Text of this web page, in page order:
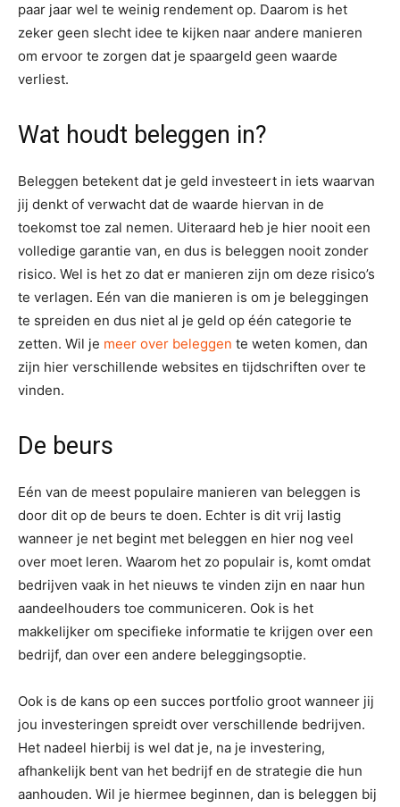
paar jaar wel te weinig rendement op. Daarom is het
zeker geen slecht idee te kijken naar andere manieren
om ervoor te zorgen dat je spaargeld geen waarde
verliest.
Wat houdt beleggen in?
Beleggen betekent dat je geld investeert in iets waarvan
jij denkt of verwacht dat de waarde hiervan in de
toekomst toe zal nemen. Uiteraard heb je hier nooit een
volledige garantie van, en dus is beleggen nooit zonder
risico. Wel is het zo dat er manieren zijn om deze risico’s
te verlagen. Eén van die manieren is om je beleggingen
te spreiden en dus niet al je geld op één categorie te
zetten. Wil je meer over beleggen te weten komen, dan
zijn hier verschillende websites en tijdschriften over te
vinden.
De beurs
Eén van de meest populaire manieren van beleggen is
door dit op de beurs te doen. Echter is dit vrij lastig
wanneer je net begint met beleggen en hier nog veel
over moet leren. Waarom het zo populair is, komt omdat
bedrijven vaak in het nieuws te vinden zijn en naar hun
aandeelhouders toe communiceren. Ook is het
makkelijker om specifieke informatie te krijgen over een
bedrijf, dan over een andere beleggingsoptie.
Ook is de kans op een succes portfolio groot wanneer jij
jou investeringen spreidt over verschillende bedrijven.
Het nadeel hierbij is wel dat je, na je investering,
afhankelijk bent van het bedrijf en de strategie die hun
aanhouden. Wil je hiermee beginnen, dan is beleggen bij